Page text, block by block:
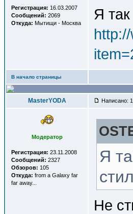
Регистрация: 16.03.2007
Сообщений: 2069
Откуда: Мытищи - Москва
Я
В начало страницы
MasterYODA Написано:
Модератор
Регистрация: 23.11.2008
Сообщений: 2327
Обзоров: 105
Откуда: from a Galaxy far
far away...
Я
Не